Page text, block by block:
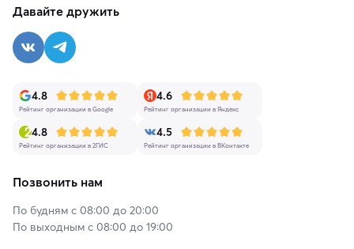
Давайте дружить
4.8
Рейтинг организации в Google
4.6
Рейтинг организации в Яндекс
4.8
Рейтинг организации в 2ГИС
4.5
Рейтинг организации в ВКонтакте
Позвонить нам
По будням с 08:00 до 20:00
По выходным с 08:00 до 19:00